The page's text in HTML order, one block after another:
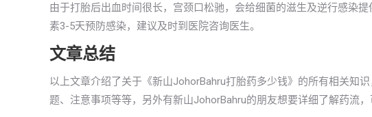
由于打胎后出血时间很长，宫颈口松驰，会给细菌的滋生及逆行感染
素3-5天预防感染，建议及时到医院咨询医生。
文章总结
以上文章介绍了关于《新山JohorBahru打胎药多少钱》的所有相关知
题、注意事项等等，另外有新山JohorBahru的朋友想要详细了解药流，